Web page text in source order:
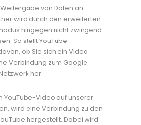
von Daten an
wird durch den erweiterten
hingegen nicht zwingend
So stellt YouTube –
ob Sie sich ein Video
Verbindung zum Google
her.
YouTube-Video auf unserer
wird eine Verbindung zu den
hergestellt. Dabei wird